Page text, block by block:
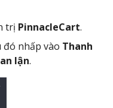
trị PinnacleCart.
đó nhấp vào Thanh
lận.